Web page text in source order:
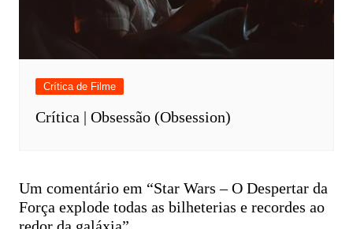
Crítica de Filme
Crítica | Obsessão (Obsession)
Um comentário em “Star Wars – O Despertar da
Força explode todas as bilheterias e recordes ao